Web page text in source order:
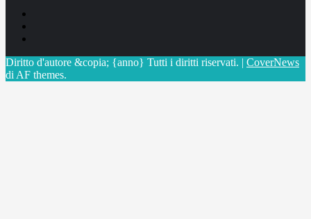
Diritto d'autore &copia; {anno} Tutti i diritti riservati. | CoverNews
di AF themes.